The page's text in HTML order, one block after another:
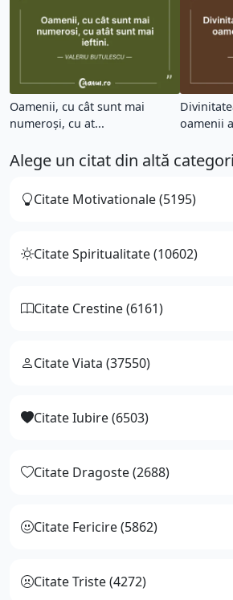
Oamenii, cu cât sunt mai
numeroși, cu at...
oamenii
Alege un citat din altă
Citate Motivationale (5195)
Citate Spiritualitate (10602)
Citate Crestine (6161)
Citate Viata (37550)
Citate Iubire (6503)
Citate Dragoste (2688)
Citate Fericire (5862)
Citate Triste (4272)